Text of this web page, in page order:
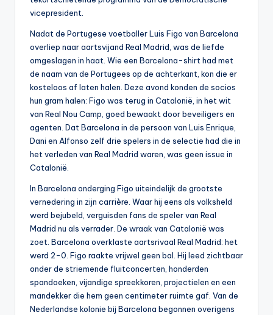
vicepresident.
Nadat de Portugese voetballer Luis Figo van Barcelona
overliep naar aartsvijand Real Madrid, was de liefde
omgeslagen in haat. Wie een Barcelona-shirt had met
de naam van de Portugees op de achterkant, kon die er
kosteloos af laten halen. Deze avond konden de socios
hun gram halen: Figo was terug in Catalonië, in het wit
van Real Nou Camp, goed bewaakt door beveiligers en
agenten. Dat Barcelona in de persoon van Luis Enrique,
Dani en Alfonso zelf drie spelers in de selectie had die in
het verleden van Real Madrid waren, was geen issue in
Catalonië.
In Barcelona onderging Figo uiteindelijk de grootste
vernedering in zijn carrière. Waar hij eens als volksheld
werd bejubeld, verguisden fans de speler van Real
Madrid nu als verrader. De wraak van Catalonië was
zoet. Barcelona overklaste aartsrivaal Real Madrid: het
werd 2-0. Figo raakte vrijwel geen bal. Hij leed zichtbaar
onder de striemende fluitconcerten, honderden
spandoeken, vijandige spreekkoren, projectielen en een
mandekker die hem geen centimeter ruimte gaf. Van de
Nederlandse kolonie bij Barcelona begonnen overigens